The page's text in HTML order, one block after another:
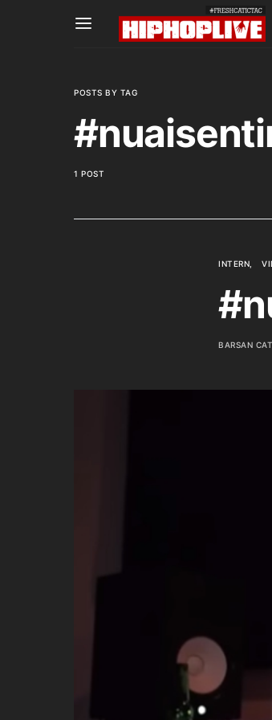
POSTS BY TAG
1 POST
INTERN
BARSAN